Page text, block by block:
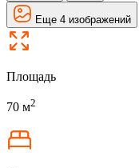
Еще 4 изображений
Площадь
70 м2